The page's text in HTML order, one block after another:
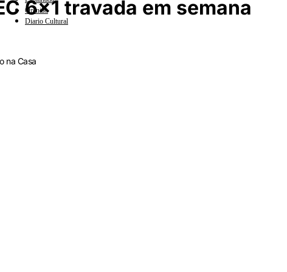
Opinião
Diario Cultural
6x1 travada em semana
na Casa